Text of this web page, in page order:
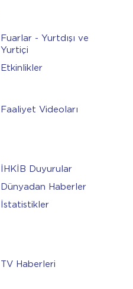
Fuarlar - Yurtdışı ve
Yurtiçi
Etkinlikler
Faaliyet Videoları
İHKİB Duyurular
Dünyadan Haberler
İstatistikler
TV Haberleri